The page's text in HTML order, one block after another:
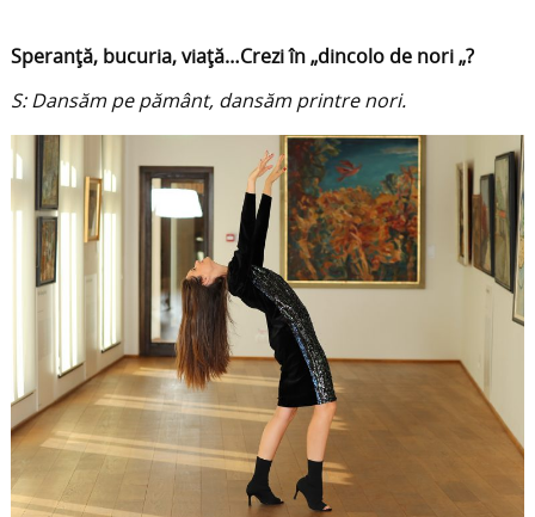
Speranță, bucuria, viață…Crezi în „dincolo de nori „?
S: Dansăm pe pământ, dansăm printre nori.